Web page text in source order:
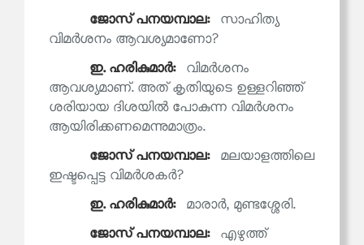
ജോസ് പനയമ്പാല:
സാഹിത്യ
വിമർശനം ആവശ്യമാണോ?
ഇ. ഹരികുമാര്‍:
വിമർശനം
ആവശ്യമാണ്. അത് കൃതിയുടെ ഉള്ളറിഞ്ഞ്
ശരിയായ ദിശയിൽ പോകുന്ന വിമർശനം
ആയിരിക്കണമെന്നുമാത്രം.
ജോസ് പനയമ്പാല:
മലയാളത്തിലെ
ഇഷ്ടപ്പെട്ട വിമർശകർ?
ഇ. ഹരികുമാര്‍:
മാരാർ, മുണ്ടശ്ശേരി.
ജോസ് പനയമ്പാല:
എഴുത്ത്